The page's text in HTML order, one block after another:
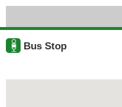
Bus Stop